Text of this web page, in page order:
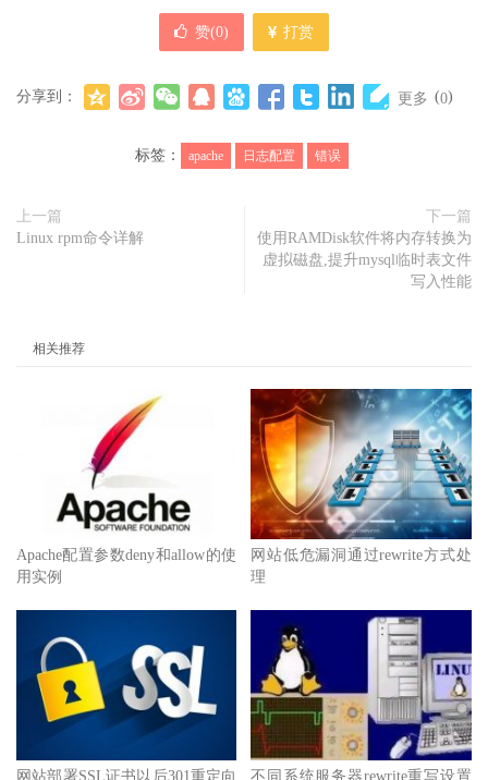
赞(0) 打赏
分享到： 更多 (0)
标签： apache 日志配置 错误
上一篇
Linux rpm命令详解
下一篇
使用RAMDisk软件将内存转换为
虚拟磁盘,提升mysql临时表文件
写入性能
相关推荐
Apache配置参数deny和allow的使
用实例
网站低危漏洞通过rewrite方式处
理
网站部署SSL证书以后301重定向 不同系统服务器rewrite重写设置